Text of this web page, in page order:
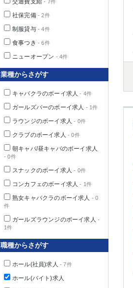
交通費支給 - 7件
社保完備- 2件
制服貸与- 4件
食事つき - 6件
ニューオープン - 4件
業種からさがす
キャバクラのボーイ求人 - 4件
ガールズバーのボーイ求人 - 1件
ラウンジのボーイ求人 - 0件
クラブのボーイ求人 - 0件
朝キャバ/昼キャバのボーイ求人
- 0件
スナックのボーイ求人 - 0件
コンカフェのボーイ求人 - 1件
熟女キャバクラのボーイ求人 - 0
件
ガールズラウンジのボーイ求人 -
1件
職種からさがす
ホール(社員)求人 - 7件
ホール(バイト)求人
千葉県
茨城県
群馬県